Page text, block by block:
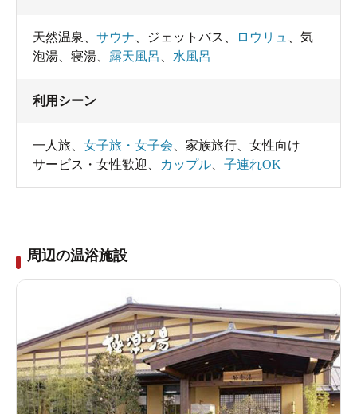
天然温泉 サウナ ジェットバス ロウリュ
気
泡湯
寝湯 露天風呂 水風呂
利用シーン
一人旅 女子旅・女子会 家族旅行
女性向け
サービス・女性歓迎
カップル 子連れOK
周辺の温浴施設